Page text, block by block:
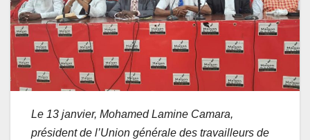
Le 13 janvier, Mohamed Lamine Camara,
président de l’Union générale des travailleurs de